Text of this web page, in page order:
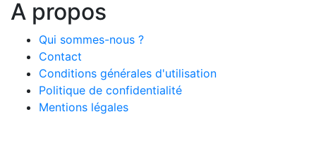
A propos
Qui sommes-nous ?
Contact
Conditions générales d'utilisation
Politique de confidentialité
Mentions légales